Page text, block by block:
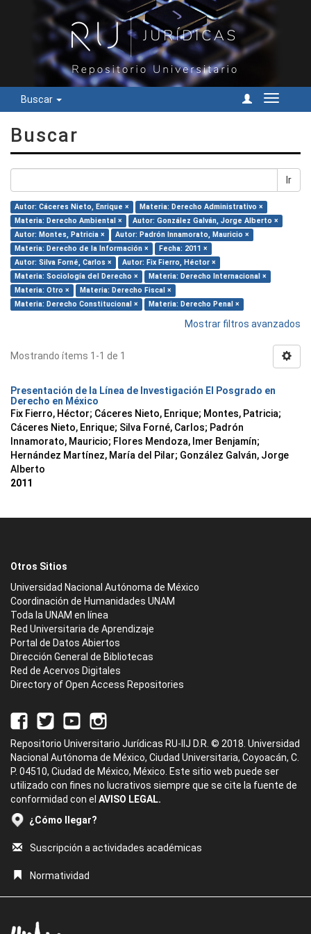
Buscar
Cambiar
Buscar
Ir
Autor: Cáceres Nieto, Enrique ×
Materia: Derecho Administrativo ×
Materia: Derecho Ambiental ×
Autor: González Galván, Jorge Alberto ×
Autor: Montes, Patricia ×
Autor: Padrón Innamorato, Mauricio ×
Materia: Derecho de la Información ×
Fecha: 2011 ×
Autor: Silva Forné, Carlos ×
Autor: Fix Fierro, Héctor ×
Materia: Sociología del Derecho ×
Materia: Derecho Internacional ×
Materia: Otro ×
Materia: Derecho Fiscal ×
Materia: Derecho Constitucional ×
Materia: Derecho Penal ×
Mostrar filtros avanzados
Mostrando ítems 1-1 de 1
Presentación de la Línea de Investigación El Posgrado en
Derecho en México
Fix Fierro, Héctor; Cáceres Nieto, Enrique; Montes, Patricia;
Cáceres Nieto, Enrique; Silva Forné, Carlos; Padrón
Innamorato, Mauricio; Flores Mendoza, Imer Benjamín;
Hernández Martínez, María del Pilar; González Galván, Jorge
Alberto
2011
Otros Sitios
Universidad Nacional Autónoma de México
Coordinación de Humanidades UNAM
Toda la UNAM en línea
Red Universitaria de Aprendizaje
Portal de Datos Abiertos
Dirección General de Bibliotecas
Red de Acervos Digitales
Directory of Open Access Repositories
Repositorio Universitario Jurídicas RU-IIJ D.R. © 2018. Universidad
Nacional Autónoma de México, Ciudad Universitaria, Coyoacán, C.
P. 04510, Ciudad de México, México. Este sitio web puede ser
utilizado con fines no lucrativos siempre que se cite la fuente de
conformidad con el AVISO LEGAL.
¿Cómo llegar?
Suscripción a actividades académicas
Normatividad